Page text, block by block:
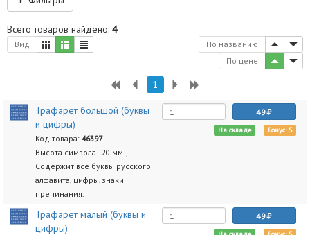
Всего товаров найдено: 4
Вид
По названию
По цене
1
Трафарет большой (буквы
и цифры)
Код товара: 46397
Высота символа - 20 мм.,
Содержит все буквы русского
алфавита, цифры, знаки
препинания.
49
На складе Бонус: 5
Трафарет малый (буквы и
цифры)
49